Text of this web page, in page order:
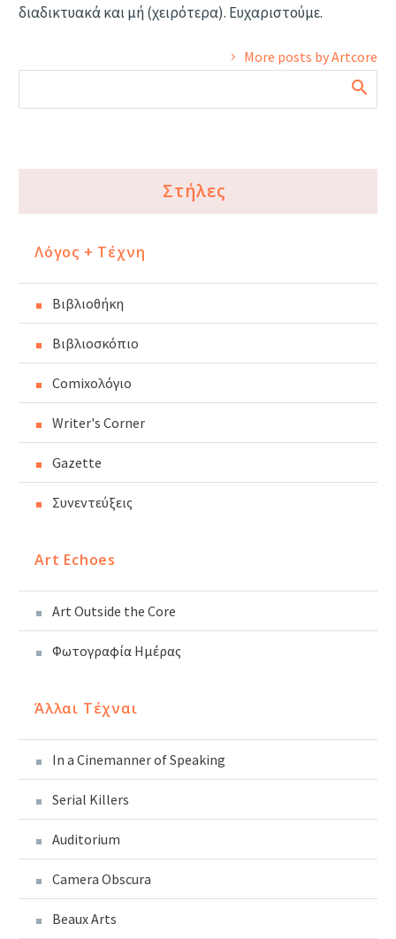
διαδικτυακά και μή (χειρότερα). Ευχαριστούμε.
More posts by Artcore
Στήλες
Λόγος + Τέχνη
Βιβλιοθήκη
Βιβλιοσκόπιο
Comixoλόγιο
Writer's Corner
Gazette
Συνεντεύξεις
Art Echoes
Art Outside the Core
Φωτογραφία Ημέρας
Άλλαι Τέχναι
In a Cinemanner of Speaking
Serial Killers
Auditorium
Camera Obscura
Beaux Arts